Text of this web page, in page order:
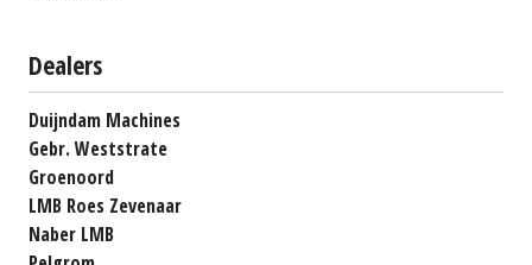
Dealers
Duijndam Machines
Gebr. Weststrate
Groenoord
LMB Roes Zevenaar
Naber LMB